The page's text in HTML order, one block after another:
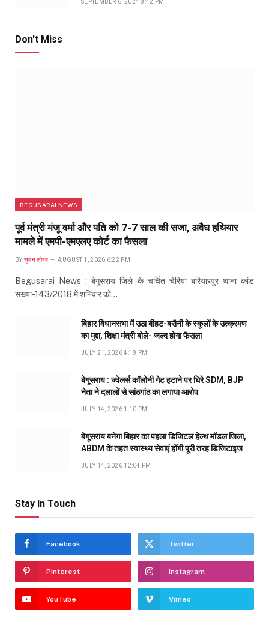
Don't Miss
BEGUSARAI NEWS
पूर्व मंत्री मंजू वर्मा और पति को 7-7 साल की सजा, अवैध हथियार
मामले में एमपी-एमएलए कोर्ट का फैसला
BY सुमन सौरब AUGUST 1, 2026 6:22 PM
Begusarai News : बेगूसराय जिले के चर्चित चेरिया बरियारपुर थाना कांड
संख्या-143/2018 में शनिवार को…
बिहार विधानसभा में उठा बीहट-बरौनी के स्कूलों के उत्क्रमण
का मुद्दा, शिक्षा मंत्री बोले- जल्द होगा फैसला
JULY 21, 2026 4:18 PM
बेगूसराय : ज्वेलर्स कॉलोनी गेट हटाने पर घिरे SDM, BJP
नेता ने दलालों से सांठगांठ का लगाया आरोप
JULY 14, 2026 1:10 PM
बेगूसराय बनेगा बिहार का पहला डिजिटल हेल्थ मॉडल जिला,
ABDM के तहत स्वास्थ्य सेवाएं होंगी पूरी तरह डिजिटाइज
JULY 14, 2026 12:04 PM
Stay In Touch
Facebook Twitter
Pinterest Instagram
YouTube Vimeo